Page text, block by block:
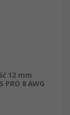
12 mm
8 AWG